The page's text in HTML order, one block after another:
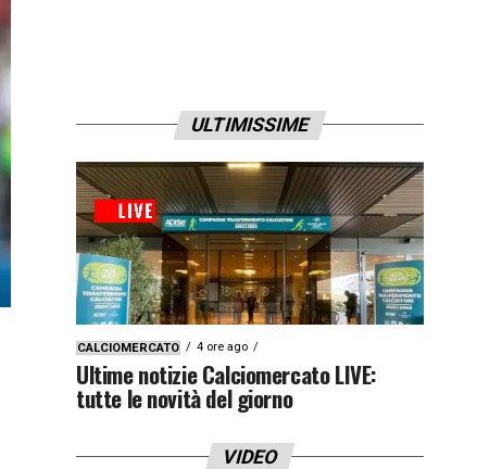
ULTIMISSIME
CALCIOMERCATO 4 ore ago
Ultime notizie Calciomercato LIVE:
tutte le novità del giorno
VIDEO